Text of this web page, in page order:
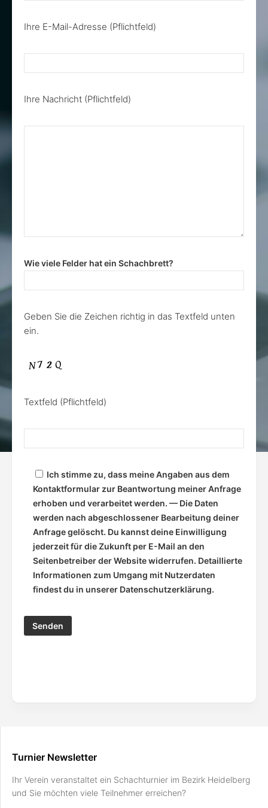
Ihre E-Mail-Adresse (Pflichtfeld)
Ihre Nachricht (Pflichtfeld)
Wie viele Felder hat ein Schachbrett?
Geben Sie die Zeichen richtig in das Textfeld unten
ein.
Textfeld (Pflichtfeld)
Ich stimme zu, dass meine Angaben aus dem
Kontaktformular zur Beantwortung meiner Anfrage
erhoben und verarbeitet werden. — Die Daten
werden nach abgeschlossener Bearbeitung deiner
Anfrage gelöscht. Du kannst deine Einwilligung
jederzeit für die Zukunft per E-Mail an den
Seitenbetreiber der Website widerrufen. Detaillierte
Informationen zum Umgang mit Nutzerdaten
findest du in unserer Datenschutzerklärung.
Turnier Newsletter
Ihr Verein veranstaltet ein Schachturnier im Bezirk Heidelberg
und Sie möchten viele Teilnehmer erreichen?